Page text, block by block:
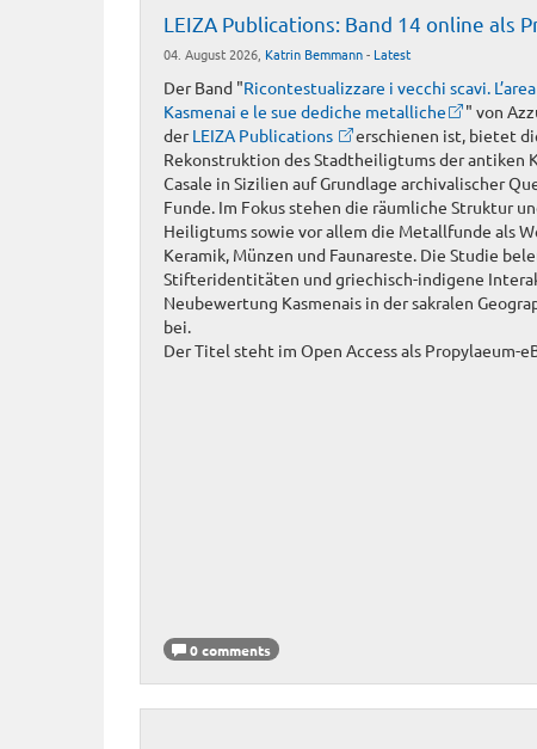
LEIZA Publications: Band 14 online als
04. August 2026, Katrin Bemmann- Latest
Der Band "Ricontestualizzare i vecchi scavi.
Kasmenai e le sue dediche metalliche
" von
derLEIZA Publications
erschienen ist, bietet
Rekonstruktion des Stadtheiligtums der antiken
Casale in Sizilien auf Grundlage archivalischer
Funde. Im Fokus stehen die räumliche Struktur
Heiligtums sowie vor allem die Metallfunde als
Keramik, Münzen und Faunareste. Die Studie
Stifteridentitäten und griechisch-indigene
Neubewertung Kasmenais in der sakralen
bei.
Der Titel steht im Open Access als Propylaeum-
0 comments